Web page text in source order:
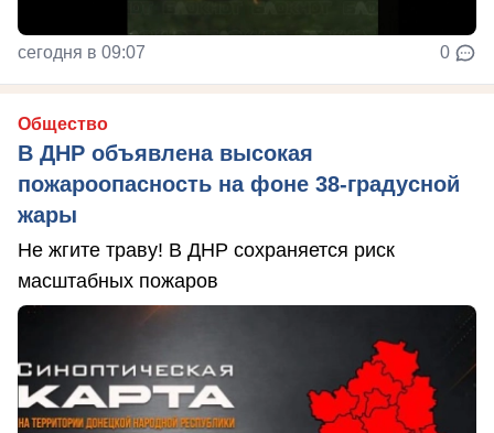
сегодня в 09:07 0
Общество
В ДНР объявлена высокая
пожароопасность на фоне 38-градусной
жары
Не жгите траву! В ДНР сохраняется риск
масштабных пожаров